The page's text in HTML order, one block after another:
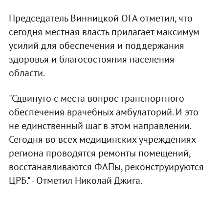
Председатель Винницкой ОГА отметил, что
сегодня местная власть прилагает максимум
усилий для обеспечения и поддержания
здоровья и благосостояния населения
области.
"Сдвинуто с места вопрос транспортного
обеспечения врачебных амбулаторий. И это
не единственный шаг в этом направлении.
Сегодня во всех медицинских учреждениях
региона проводятся ремонты помещений,
восстанавливаются ФАПы, реконструируются
ЦРБ." - Отметил Николай Джига.